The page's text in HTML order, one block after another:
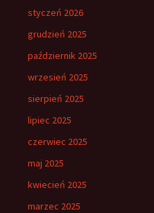
styczeń 2026
grudzień 2025
październik 2025
wrzesień 2025
sierpień 2025
lipiec 2025
czerwiec 2025
maj 2025
kwiecień 2025
marzec 2025